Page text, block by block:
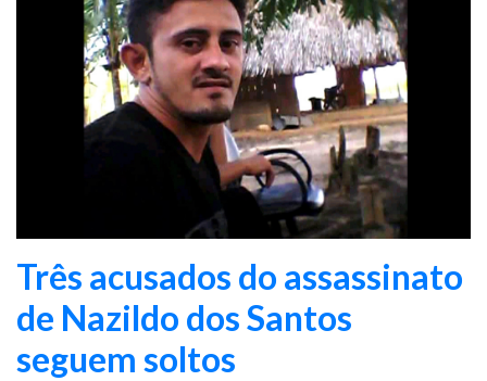
Três acusados do assassinato
de Nazildo dos Santos
seguem soltos